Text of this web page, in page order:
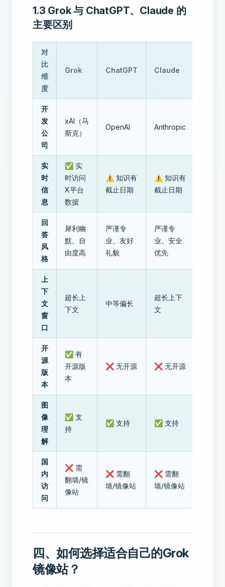
1.3 Grok 与 ChatGPT、Claude 的
主要区别
对
比
维
度
Grok ChatGPT Claude
开
发
公
司
xAI（马
斯克）
OpenAI Anthropic
实
时
信
息
✅ 实
时访问
X平台
数据
⚠️ 知识有
截止日期
⚠️ 知识有
截止日期
回
答
风
格
犀利幽
默、自
由度高
严谨专
业、友好
礼貌
严谨专
业、安全
优先
上
下
文
窗
口
超长上
下文
中等偏长
超长上下
文
开
源
版
本
✅ 有
开源版
本
❌ 无开源 ❌ 无开源
图
像
理
解
✅ 支
持
✅ 支持 ✅ 支持
国
内
访
问
❌ 需
翻墙/镜
像站
❌ 需翻
墙/镜像站
❌ 需翻
墙/镜像站
四、如何选择适合自己的Grok
镜像站？